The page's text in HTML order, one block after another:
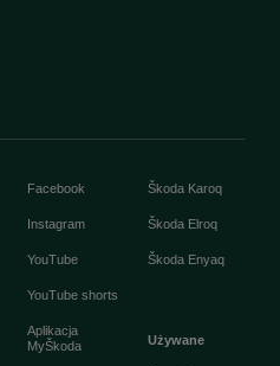
Facebook
Instagram
YouTube
YouTube shorts
Aplikacja
MyŠkoda
Škoda Karoq
Škoda Elroq
Škoda Enyaq
Używane